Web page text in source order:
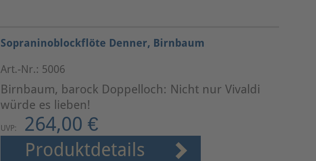
Sopraninoblockflöte Denner, Birnbaum
Art.-Nr.: 5006
Birnbaum, barock Doppelloch: Nicht nur Vivaldi
würde es lieben!
UVP: 264,00 €
Produktdetails